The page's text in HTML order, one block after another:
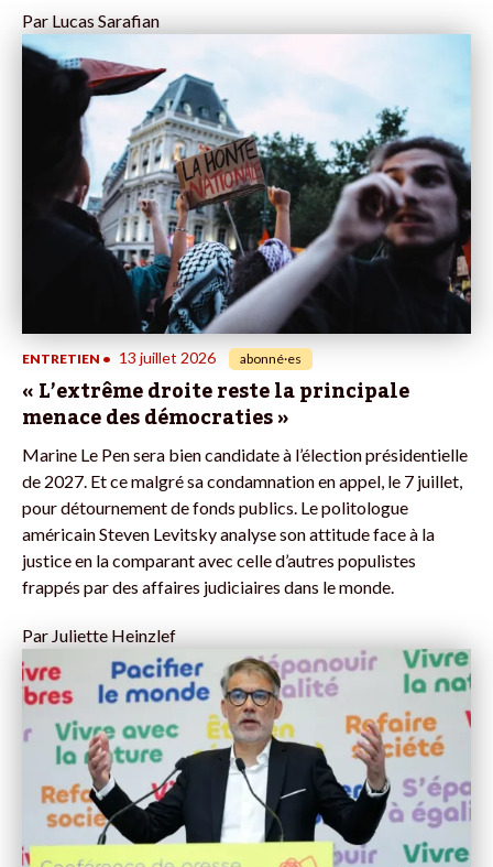
Par Lucas Sarafian
ENTRETIEN • 13 juillet 2026 abonné·es
« L’extrême droite reste la principale
menace des démocraties »
Marine Le Pen sera bien candidate à l’élection présidentielle
de 2027. Et ce malgré sa condamnation en appel, le 7 juillet,
pour détournement de fonds publics. Le politologue
américain Steven Levitsky analyse son attitude face à la
justice en la comparant avec celle d’autres populistes
frappés par des affaires judiciaires dans le monde.
Par Juliette Heinzlef